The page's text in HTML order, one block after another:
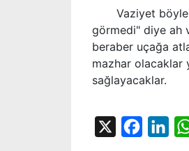
Vaziyet böyle…
görmedi" diye ah
beraber uçağa
mazhar olacaklar
sağlayacaklar.